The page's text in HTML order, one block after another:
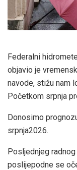
Federalni
objavio je
navode, stižu nam
Početkom srpnja
Donosimo
srpnja2026.
Posljednjeg
poslijepodne se